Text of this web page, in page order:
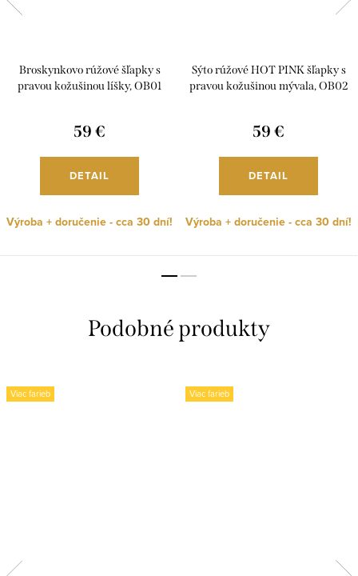
Broskynkovo rúžové šľapky s
pravou kožušinou líšky, OB01
59 €
DETAIL
Výroba + doručenie - cca 30 dní!
Sýto rúžové HOT PINK šľapky s
pravou kožušinou mývala, OB02
59 €
DETAIL
Výroba + doručenie - cca 30 dní!
Viac farieb Viac farieb